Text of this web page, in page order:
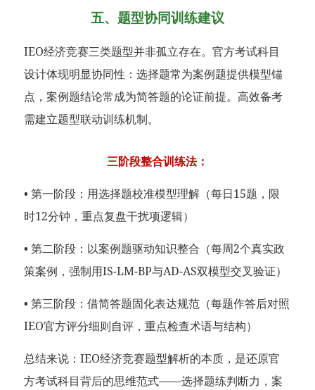
五、题型协同训练建议
IEO经济竞赛三类题型并非孤立存在。官方考试科目
设计体现明显协同性：选择题常为案例题提供模型锚
点，案例题结论常成为简答题的论证前提。高效备考
需建立题型联动训练机制。
三阶段整合训练法：
• 第一阶段：用选择题校准模型理解（每日15题，限
时12分钟，重点复盘干扰项逻辑）
• 第二阶段：以案例题驱动知识整合（每周2个真实政
策案例，强制用IS-LM-BP与AD-AS双模型交叉验证）
• 第三阶段：借简答题固化表达规范（每题作答后对照
IEO官方评分细则自评，重点检查术语与结构）
总结来说：IEO经济竞赛题型解析的本质，是还原官
方考试科目背后的思维范式——选择题练判断力，案